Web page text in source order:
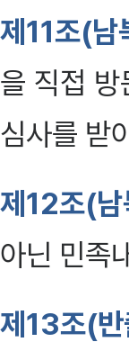
제11조(남
을 직접
심사를 받
제12조(
아닌 민족
제13조(반